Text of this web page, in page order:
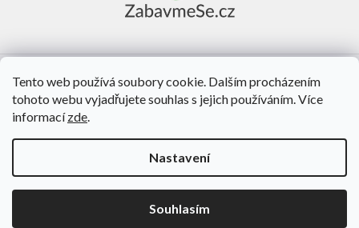
Tento web používá soubory cookie. Dalším procházením
tohoto webu vyjadřujete souhlas s jejich používáním. Více
informacízde.
Nastavení
Souhlasím
O nás
Vytvořil Shoptet